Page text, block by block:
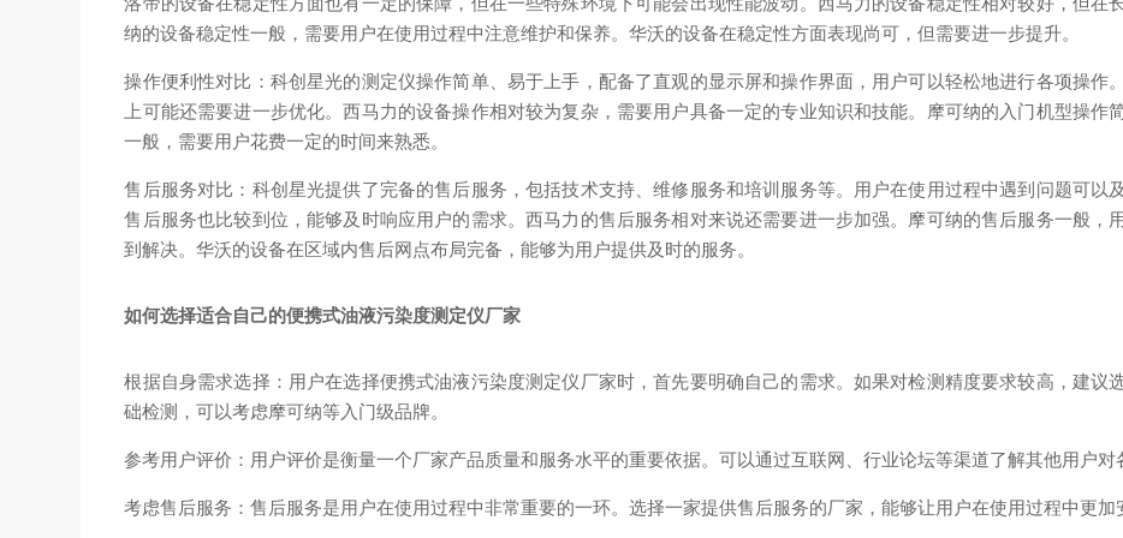
纳的设备稳定性一般，需要用户在使用过程中注意维护和保养。华沃的设备在稳定性方面表现尚可，但需要进一步提升。
操作便利性对比：科创星光的测定仪操作简单、易于上手，配备了直观的显示屏和操作界面，用户可以轻松地进行各项操作
上可能还需要进一步优化。西马力的设备操作相对较为复杂，需要用户具备一定的专业知识和技能。摩可纳的入门机型操
一般，需要用户花费一定的时间来熟悉。
售后服务对比：科创星光提供了完备的售后服务，包括技术支持、维修服务和培训服务等。用户在使用过程中遇到问题可以
售后服务也比较到位，能够及时响应用户的需求。西马力的售后服务相对来说还需要进一步加强。摩可纳的售后服务一般，
到解决。华沃的设备在区域内售后网点布局完备 ，能够为用户提供及时的服务。
如何选择适合自己的便携式油液污染度测定仪厂家
根据自身需求选择：用户在选择便携式油液污染度测定仪厂家时，首先要明确自己的需求。如果对检测精度要求较高，建议
础检测，可以考虑摩可纳等入门级品牌。
参考用户评价：用户评价是衡量一个厂家产品质量和服务水平的重要依据。可以通过互联网、行业论坛等渠道了解其他用户对
考虑售后服务：售后服务是用户在使用过程中非常重要的一环。选择一家提供售后服务的厂家，能够让用户在使用过程中更加